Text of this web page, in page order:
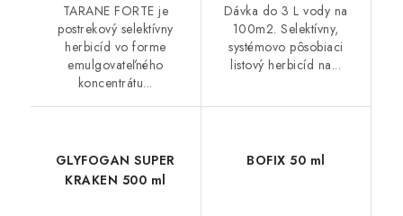
TARANE FORTE je
postrekový selektívny
herbicíd vo forme
emulgovateľného
koncentrátu...
Dávka do 3 L vody na
100m2. Selektívny,
systémovo pôsobiaci
listový herbicíd na...
GLYFOGAN SUPER
KRAKEN 500 ml
BOFIX 50 ml